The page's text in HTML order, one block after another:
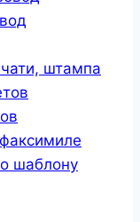
штампа
шаблону